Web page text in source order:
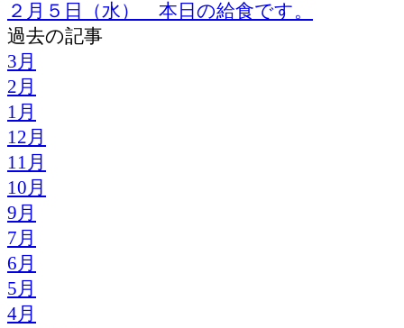
２月５日（水） 本日の給食です。
過去の記事
3月
2月
1月
12月
11月
10月
9月
7月
6月
5月
4月